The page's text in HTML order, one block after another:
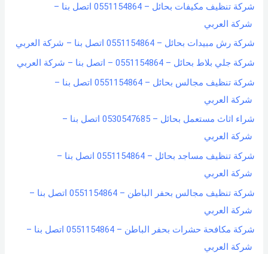
شركة تنظيف مكيفات بحائل – 0551154864 اتصل بنا –
شركة العربي
شركة رش مبيدات بحائل – 0551154864 اتصل بنا – شركة العربي
شركة جلي بلاط بحائل – 0551154864 – اتصل بنا – شركة العربي
شركة تنظيف مجالس بحائل – 0551154864 اتصل بنا –
شركة العربي
شراء اثاث مستعمل بحائل – 0530547685 اتصل بنا –
شركة العربي
شركة تنظيف مساجد بحائل – 0551154864 اتصل بنا –
شركة العربي
شركة تنظيف مجالس بحفر الباطن – 0551154864 اتصل بنا –
شركة العربي
شركة مكافحة حشرات بحفر الباطن – 0551154864 اتصل بنا –
شركة العربي